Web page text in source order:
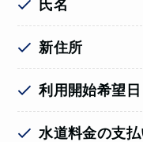
氏名
新住所
利用開始希望日
水道料金の支